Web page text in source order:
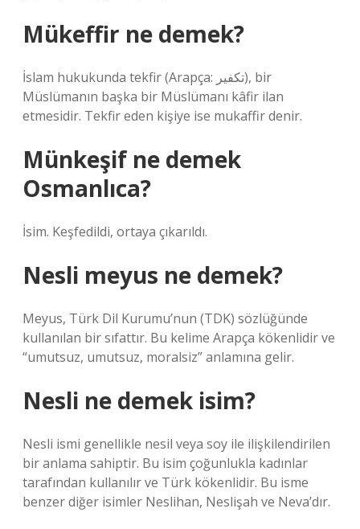
Mükeffir ne demek?
İslam hukukunda tekfir (Arapça: تكفير), bir
Müslümanın başka bir Müslümanı kâfir ilan
etmesidir. Tekfir eden kişiye ise mukaffir denir.
Münkeşif ne demek
Osmanlıca?
İsim. Keşfedildi, ortaya çıkarıldı.
Nesli meyus ne demek?
Meyus, Türk Dil Kurumu’nun (TDK) sözlüğünde
kullanılan bir sıfattır. Bu kelime Arapça kökenlidir ve
“umutsuz, umutsuz, moralsiz” anlamına gelir.
Nesli ne demek isim?
Nesli ismi genellikle nesil veya soy ile ilişkilendirilen
bir anlama sahiptir. Bu isim çoğunlukla kadınlar
tarafından kullanılır ve Türk kökenlidir. Bu isme
benzer diğer isimler Neslihan, Neslişah ve Neva’dır.